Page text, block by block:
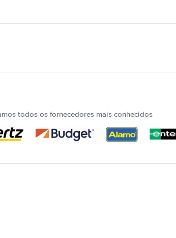
todos os fornecedores mais conhecidos